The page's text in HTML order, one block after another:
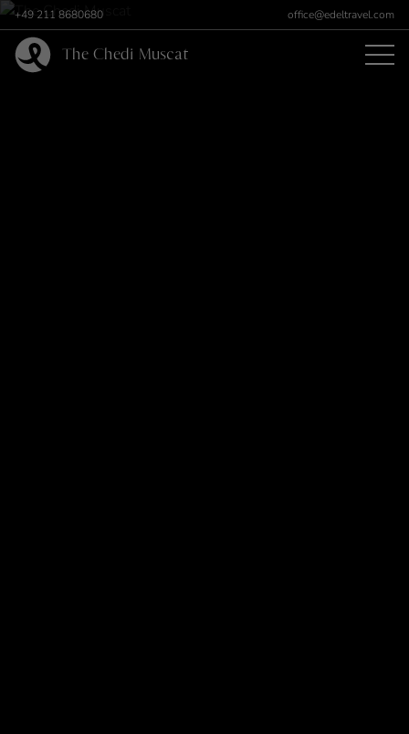
+49 211 8680680 office@edeltravel.com
The Chedi Muscat